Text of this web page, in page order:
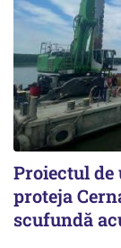
Proiectul de
proteja
scufundă